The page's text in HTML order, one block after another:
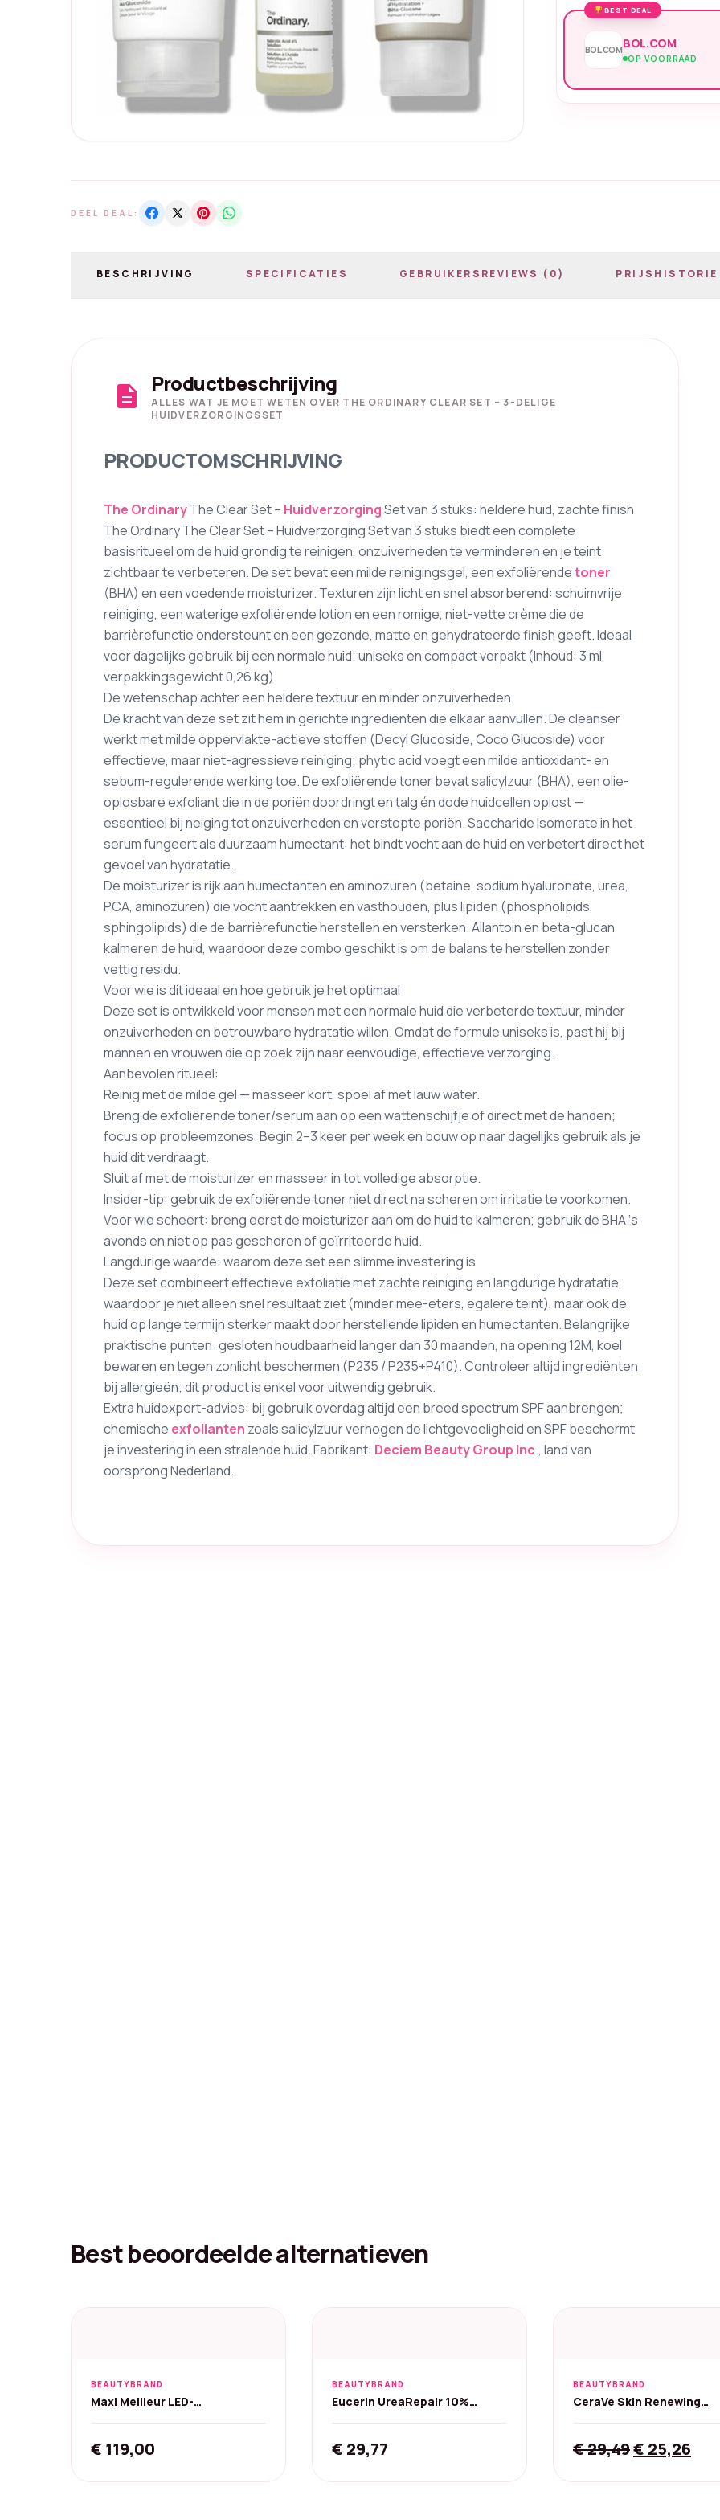
BEST DEAL
BOL.COMBOL.COM
OP VOORRAAD
DEEL DEAL:
BESCHRIJVING SPECIFICATIES GEBRUIKERSREVIEWS (0) PRIJSHISTORIE
description Productbeschrijving
ALLES WAT JE MOET WETEN OVER THE ORDINARY CLEAR SET – 3-DELIGE
HUIDVERZORGINGSSET
PRODUCTOMSCHRIJVING
The OrdinaryThe Clear Set – HuidverzorgingSet van 3 stuks: heldere huid, zachte finish
The Ordinary The Clear Set – Huidverzorging Set van 3 stuks biedt een complete
basisritueel om de huid grondig te reinigen, onzuiverheden te verminderen en je teint
zichtbaar te verbeteren. De set bevat een milde reinigingsgel, een exfoliërendetoner
(BHA) en een voedende moisturizer. Texturen zijn licht en snel absorberend: schuimvrije
reiniging, een waterige exfoliërende lotion en een romige, niet-vette crème die de
barrièrefunctie ondersteunt en een gezonde, matte en gehydrateerde finish geeft. Ideaal
voor dagelijks gebruik bij een normale huid; uniseks en compact verpakt (Inhoud: 3 ml,
verpakkingsgewicht 0,26 kg).
De wetenschap achter een heldere textuur en minder onzuiverheden
De kracht van deze set zit hem in gerichte ingrediënten die elkaar aanvullen. De cleanser
werkt met milde oppervlakte-actieve stoffen (Decyl Glucoside, Coco Glucoside) voor
effectieve, maar niet-agressieve reiniging; phytic acid voegt een milde antioxidant- en
sebum-regulerende werking toe. De exfoliërende toner bevat salicylzuur (BHA), een olie-
oplosbare exfoliant die in de poriën doordringt en talg én dode huidcellen oplost —
essentieel bij neiging tot onzuiverheden en verstopte poriën. Saccharide Isomerate in het
serum fungeert als duurzaam humectant: het bindt vocht aan de huid en verbetert direct het
gevoel van hydratatie.
De moisturizer is rijk aan humectanten en aminozuren (betaine, sodium hyaluronate, urea,
PCA, aminozuren) die vocht aantrekken en vasthouden, plus lipiden (phospholipids,
sphingolipids) die de barrièrefunctie herstellen en versterken. Allantoin en beta-glucan
kalmeren de huid, waardoor deze combo geschikt is om de balans te herstellen zonder
vettig residu.
Voor wie is dit ideaal en hoe gebruik je het optimaal
Deze set is ontwikkeld voor mensen met een normale huid die verbeterde textuur, minder
onzuiverheden en betrouwbare hydratatie willen. Omdat de formule uniseks is, past hij bij
mannen en vrouwen die op zoek zijn naar eenvoudige, effectieve verzorging.
Aanbevolen ritueel:
Reinig met de milde gel — masseer kort, spoel af met lauw water.
Breng de exfoliërende toner/serum aan op een wattenschijfje of direct met de handen;
focus op probleemzones. Begin 2–3 keer per week en bouw op naar dagelijks gebruik als je
huid dit verdraagt.
Sluit af met de moisturizer en masseer in tot volledige absorptie.
Insider-tip: gebruik de exfoliërende toner niet direct na scheren om irritatie te voorkomen.
Voor wie scheert: breng eerst de moisturizer aan om de huid te kalmeren; gebruik de BHA ‘s
avonds en niet op pas geschoren of geïrriteerde huid.
Langdurige waarde: waarom deze set een slimme investering is
Deze set combineert effectieve exfoliatie met zachte reiniging en langdurige hydratatie,
waardoor je niet alleen snel resultaat ziet (minder mee-eters, egalere teint), maar ook de
huid op lange termijn sterker maakt door herstellende lipiden en humectanten. Belangrijke
praktische punten: gesloten houdbaarheid langer dan 30 maanden, na opening 12M, koel
bewaren en tegen zonlicht beschermen (P235 / P235+P410). Controleer altijd ingrediënten
bij allergieën; dit product is enkel voor uitwendig gebruik.
Extra huidexpert-advies: bij gebruik overdag altijd een breed spectrum SPF aanbrengen;
chemische exfolianten zoals salicylzuur verhogen de lichtgevoeligheid en SPF beschermt
je investering in een stralende huid. Fabrikant: Deciem Beauty Group Inc., land van
oorsprong Nederland.
Best beoordeelde alternatieven
BEAUTYBRAND
Maxi Meilleur LED-
€ 119,00
BEAUTYBRAND
Eucerin UreaRepair 10%
€ 29,77
BEAUTYBRAND
CeraVe Skin Renewing
€29,49Original
€ 25,26